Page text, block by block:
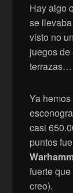
Hay algo
se
visto no
juegos
terrazas…
Ya
casi
puntos
fuerte
creo).